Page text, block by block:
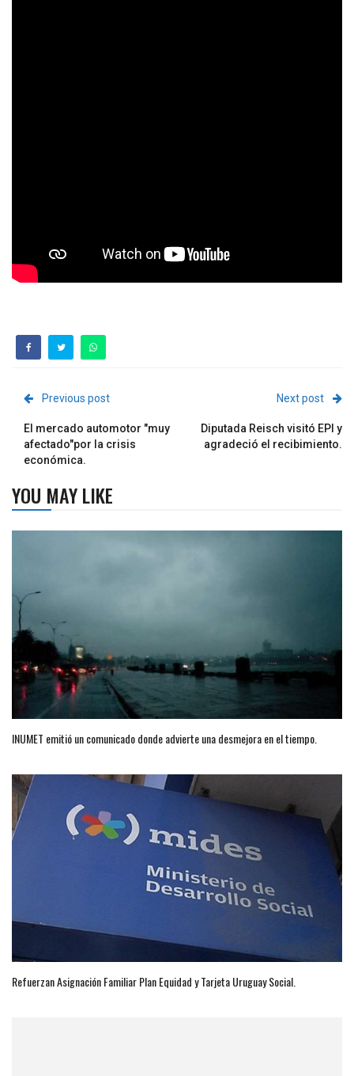
Previous post
El mercado automotor "muy
afectado"por la crisis
económica.
Next post
Diputada Reisch visitó EPI y
agradeció el recibimiento.
YOU MAY LIKE
INUMET emitió un comunicado donde advierte una desmejora en el tiempo.
Refuerzan Asignación Familiar Plan Equidad y Tarjeta Uruguay Social.